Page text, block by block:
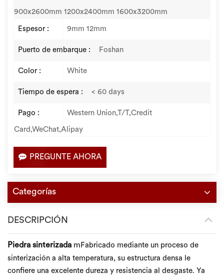
900x2600mm 1200x2400mm 1600x3200mm
Espesor : 9mm 12mm
Puerto de embarque : Foshan
Color : White
Tiempo de espera : < 60 days
Pago : Western Union,T/T,Credit
Card,WeChat,Alipay
PREGUNTE AHORA
Categorías
DESCRIPCIÓN
Piedra sinterizada m Fabricado mediante un proceso de
sinterización a alta temperatura, su estructura densa le
confiere una excelente dureza y resistencia al desgaste. Ya